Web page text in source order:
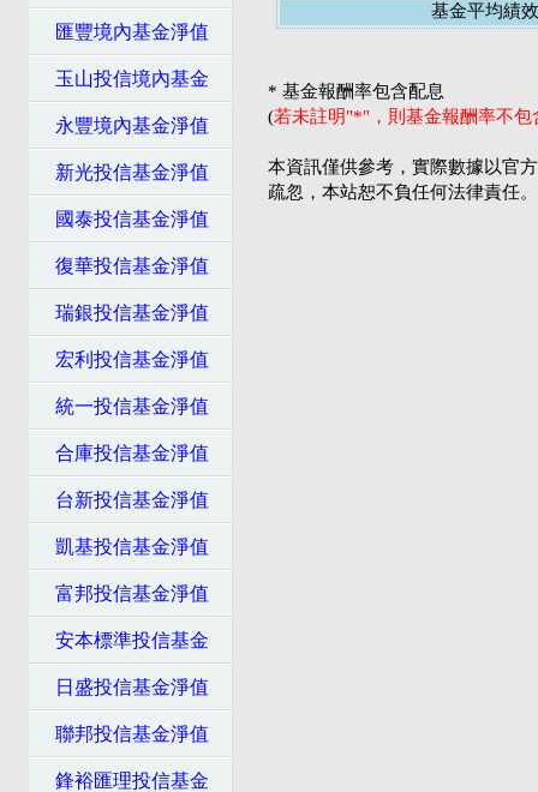
匯豐境內基金淨值
玉山投信境內基金
永豐境內基金淨值
新光投信基金淨值
國泰投信基金淨值
復華投信基金淨值
瑞銀投信基金淨值
宏利投信基金淨值
統一投信基金淨值
合庫投信基金淨值
台新投信基金淨值
凱基投信基金淨值
富邦投信基金淨值
安本標準投信基金
日盛投信基金淨值
聯邦投信基金淨值
鋒裕匯理投信基金
基金平均績效
* 基金報酬率包含配息
(若未註明"*"，則基金報酬率不
本資訊僅供參考，實際數據以官
疏忽，本站恕不負任何法律責任。